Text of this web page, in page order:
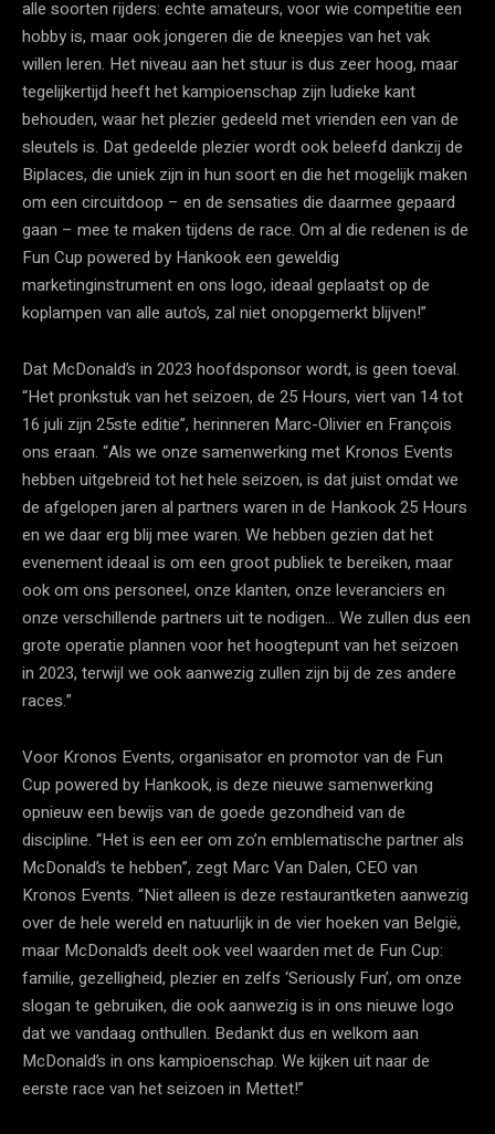
alle soorten rijders: echte amateurs, voor wie competitie een
hobby is, maar ook jongeren die de kneepjes van het vak
willen leren. Het niveau aan het stuur is dus zeer hoog, maar
tegelijkertijd heeft het kampioenschap zijn ludieke kant
behouden, waar het plezier gedeeld met vrienden een van de
sleutels is. Dat gedeelde plezier wordt ook beleefd dankzij de
Biplaces, die uniek zijn in hun soort en die het mogelijk maken
om een circuitdoop – en de sensaties die daarmee gepaard
gaan – mee te maken tijdens de race. Om al die redenen is de
Fun Cup powered by Hankook een geweldig
marketinginstrument en ons logo, ideaal geplaatst op de
koplampen van alle auto’s, zal niet onopgemerkt blijven!”
Dat McDonald’s in 2023 hoofdsponsor wordt, is geen toeval.
“Het pronkstuk van het seizoen, de 25 Hours, viert van 14 tot
16 juli zijn 25ste editie”, herinneren Marc-Olivier en François
ons eraan. “Als we onze samenwerking met Kronos Events
hebben uitgebreid tot het hele seizoen, is dat juist omdat we
de afgelopen jaren al partners waren in de Hankook 25 Hours
en we daar erg blij mee waren. We hebben gezien dat het
evenement ideaal is om een groot publiek te bereiken, maar
ook om ons personeel, onze klanten, onze leveranciers en
onze verschillende partners uit te nodigen… We zullen dus een
grote operatie plannen voor het hoogtepunt van het seizoen
in 2023, terwijl we ook aanwezig zullen zijn bij de zes andere
races.”
Voor Kronos Events, organisator en promotor van de Fun
Cup powered by Hankook, is deze nieuwe samenwerking
opnieuw een bewijs van de goede gezondheid van de
discipline. “Het is een eer om zo’n emblematische partner als
McDonald’s te hebben”, zegt Marc Van Dalen, CEO van
Kronos Events. “Niet alleen is deze restaurantketen aanwezig
over de hele wereld en natuurlijk in de vier hoeken van België,
maar McDonald’s deelt ook veel waarden met de Fun Cup:
familie, gezelligheid, plezier en zelfs ‘Seriously Fun’, om onze
slogan te gebruiken, die ook aanwezig is in ons nieuwe logo
dat we vandaag onthullen. Bedankt dus en welkom aan
McDonald’s in ons kampioenschap. We kijken uit naar de
eerste race van het seizoen in Mettet!”